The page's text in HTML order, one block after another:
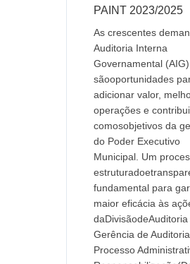
PAINT 2023/2025
As crescentes
Auditoria Interna
Governamental (AIG)
sãooportunidades
adicionar valor,
operações e
comosobjetivos da
do Poder Executivo
Municipal. Um
fundamental para
maior eficácia às
daDivisãodeAuditoria
Gerência de
Processo